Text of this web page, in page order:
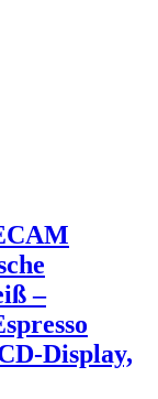
–
Display,